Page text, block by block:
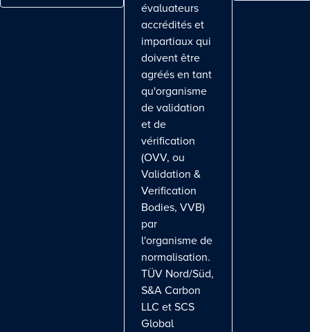
évaluateurs
accrédités et
impartiaux qui
doivent être
agréés en tant
qu'organisme
de validation
et de
vérification
(OVV, ou
Validation &
Verification
Bodies, VVB)
par
l'organisme de
normalisation.
TÜV Nord/Süd,
S&A Carbon
LLC et SCS
Global